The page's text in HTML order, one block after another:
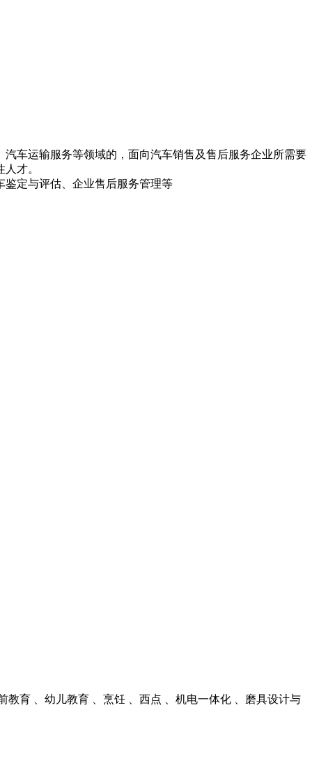
车运输服务等领域的，面向汽车销售及售后服务企业所需要
才。
定与评估、企业售后服务管理等
育 、幼儿教育 、烹饪 、西点 、机电一体化 、磨具设计与